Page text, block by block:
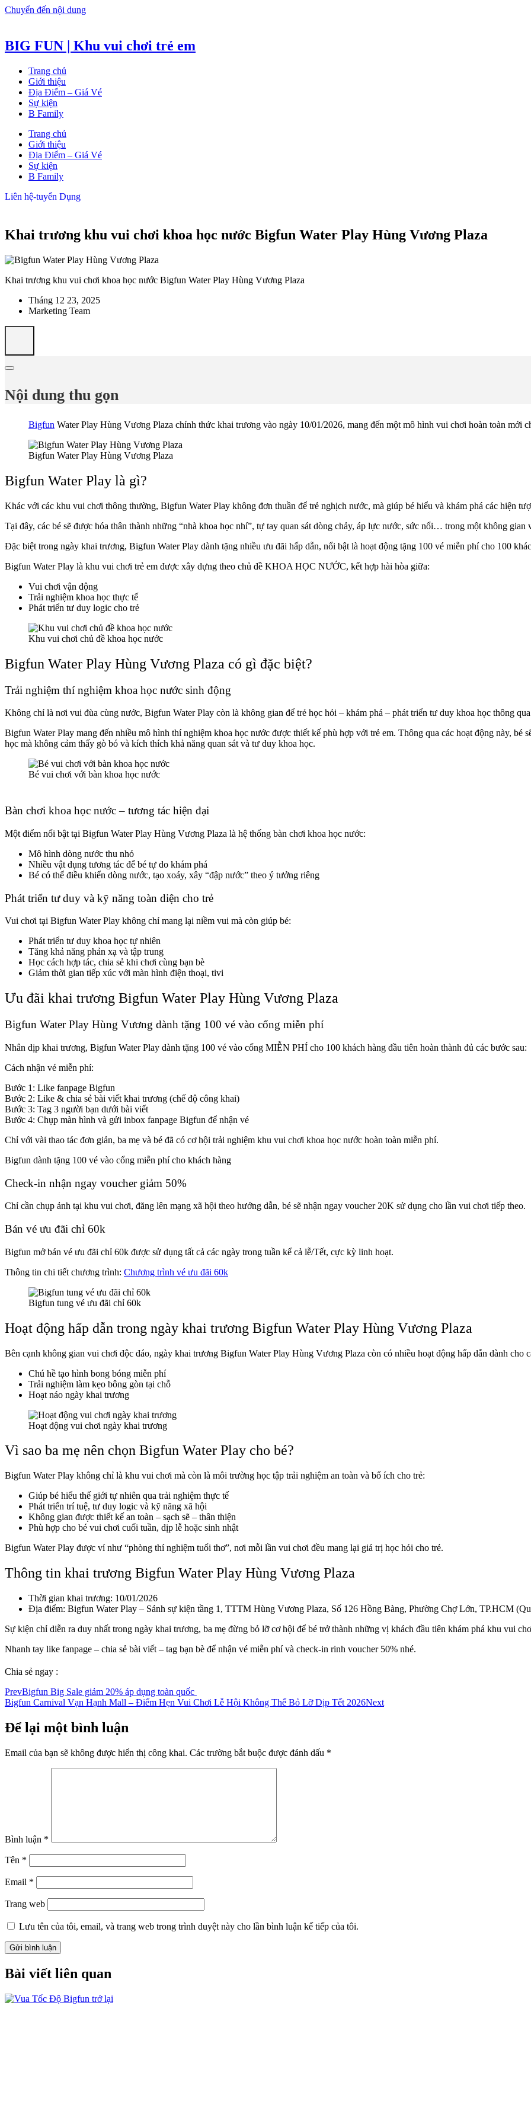
Chuyển đến nội dung
BIG FUN | Khu vui chơi trẻ em
Trang chủ
Giới thiệu
Địa Điểm – Giá Vé
Sự kiện
B Family
Trang chủ
Giới thiệu
Địa Điểm – Giá Vé
Sự kiện
B Family
Liên hệ-tuyển Dụng
Khai trương khu vui chơi khoa học nước Bigfun Water Play Hùng Vương Plaza
Khai trương khu vui chơi khoa học nước Bigfun Water Play Hùng Vương Plaza
Tháng 12 23, 2025
Marketing Team
Nội dung thu gọn
Bigfun Water Play Hùng Vương Plaza chính thức khai trương vào ngày 10/01/2026, mang đến một mô hình vui chơi hoàn toàn mới
Bigfun Water Play Hùng Vương Plaza
Bigfun Water Play là gì?
Khác với các khu vui chơi thông thường, Bigfun Water Play không đơn thuần để trẻ nghịch nước, mà giúp bé hiểu và khám phá các hiện
Tại đây, các bé sẽ được hóa thân thành những “nhà khoa học nhí”, tự tay quan sát dòng chảy, áp lực nước, sức nổi… trong một không gian
Đặc biệt trong ngày khai trương, Bigfun Water Play dành tặng nhiều ưu đãi hấp dẫn, nổi bật là hoạt động tặng 100 vé miễn phí cho 100
Bigfun Water Play là khu vui chơi trẻ em được xây dựng theo chủ đề KHOA HỌC NƯỚC, kết hợp hài hòa giữa:
Vui chơi vận động
Trải nghiệm khoa học thực tế
Phát triển tư duy logic cho trẻ
Khu vui chơi chủ đề khoa học nước
Bigfun Water Play Hùng Vương Plaza có gì đặc biệt?
Trải nghiệm thí nghiệm khoa học nước sinh động
Không chỉ là nơi vui đùa cùng nước, Bigfun Water Play còn là không gian để trẻ học hỏi – khám phá – phát triển tư duy khoa học thông
Bigfun Water Play mang đến nhiều mô hình thí nghiệm khoa học nước được thiết kế phù hợp với trẻ em. Thông qua các hoạt động này,
học mà không cảm thấy gò bó và kích thích khả năng quan sát và tư duy khoa học.
Bé vui chơi với bàn khoa học nước
Bàn chơi khoa học nước – tương tác hiện đại
Một điểm nổi bật tại Bigfun Water Play Hùng Vương Plaza là hệ thống bàn chơi khoa học nước:
Mô hình dòng nước thu nhỏ
Nhiều vật dụng tương tác để bé tự do khám phá
Bé có thể điều khiển dòng nước, tạo xoáy, xây “đập nước” theo ý tưởng riêng
Phát triển tư duy và kỹ năng toàn diện cho trẻ
Vui chơi tại Bigfun Water Play không chỉ mang lại niềm vui mà còn giúp bé:
Phát triển tư duy khoa học tự nhiên
Tăng khả năng phản xạ và tập trung
Học cách hợp tác, chia sẻ khi chơi cùng bạn bè
Giảm thời gian tiếp xúc với màn hình điện thoại, tivi
Ưu đãi khai trương Bigfun Water Play Hùng Vương Plaza
Bigfun Water Play Hùng Vương dành tặng 100 vé vào cổng miễn phí
Nhân dịp khai trương, Bigfun Water Play dành tặng 100 vé vào cổng MIỄN PHÍ cho 100 khách hàng đầu tiên hoàn thành đủ các bước sau:
Cách nhận vé miễn phí:
Bước 1: Like fanpage Bigfun
Bước 2: Like & chia sẻ bài viết khai trương (chế độ công khai)
Bước 3: Tag 3 người bạn dưới bài viết
Bước 4: Chụp màn hình và gửi inbox fanpage Bigfun để nhận vé
Chỉ với vài thao tác đơn giản, ba mẹ và bé đã có cơ hội trải nghiệm khu vui chơi khoa học nước hoàn toàn miễn phí.
Bigfun dành tặng 100 vé vào cổng miễn phí cho khách hàng
Check-in nhận ngay voucher giảm 50%
Chỉ cần chụp ảnh tại khu vui chơi, đăng lên mạng xã hội theo hướng dẫn, bé sẽ nhận ngay voucher 20K sử dụng cho lần vui chơi tiếp theo.
Bán vé ưu đãi chỉ 60k
Bigfun mở bán vé ưu đãi chỉ 60k được sử dụng tất cả các ngày trong tuần kể cả lễ/Tết, cực kỳ linh hoạt.
Thông tin chi tiết chương trình: Chương trình vé ưu đãi 60k
Bigfun tung vé ưu đãi chỉ 60k
Hoạt động hấp dẫn trong ngày khai trương Bigfun Water Play Hùng Vương Plaza
Bên cạnh không gian vui chơi độc đáo, ngày khai trương Bigfun Water Play Hùng Vương Plaza còn có nhiều hoạt động hấp dẫn dành cho
Chú hề tạo hình bong bóng miễn phí
Trải nghiệm làm kẹo bông gòn tại chỗ
Hoạt náo ngày khai trương
Hoạt động vui chơi ngày khai trương
Vì sao ba mẹ nên chọn Bigfun Water Play cho bé?
Bigfun Water Play không chỉ là khu vui chơi mà còn là môi trường học tập trải nghiệm an toàn và bổ ích cho trẻ:
Giúp bé hiểu thế giới tự nhiên qua trải nghiệm thực tế
Phát triển trí tuệ, tư duy logic và kỹ năng xã hội
Không gian được thiết kế an toàn – sạch sẽ – thân thiện
Phù hợp cho bé vui chơi cuối tuần, dịp lễ hoặc sinh nhật
Bigfun Water Play được ví như “phòng thí nghiệm tuổi thơ”, nơi mỗi lần vui chơi đều mang lại giá trị học hỏi cho trẻ.
Thông tin khai trương Bigfun Water Play Hùng Vương Plaza
Thời gian khai trương: 10/01/2026
Địa điểm: Bigfun Water Play – Sảnh sự kiện tầng 1, TTTM Hùng Vương Plaza, Số 126 Hồng Bàng, Phường Chợ Lớn, TP.HCM
Sự kiện chỉ diễn ra duy nhất trong ngày khai trương, ba mẹ đừng bỏ lỡ cơ hội để bé trở thành những vị khách đầu tiên khám phá khu vui
Nhanh tay like fanpage – chia sẻ bài viết – tag bạn bè để nhận vé miễn phí và check-in rinh voucher 50% nhé.
Chia sẻ ngay :
PrevBigfun Big Sale giảm 20% áp dụng toàn quốc
Bigfun Carnival Vạn Hạnh Mall – Điểm Hẹn Vui Chơi Lễ Hội Không Thể Bỏ Lỡ Dịp Tết 2026Next
Để lại một bình luận
Email của bạn sẽ không được hiển thị công khai. Các trường bắt buộc được đánh dấu *
Bình luận *
Tên *
Email *
Trang web
Lưu tên của tôi, email, và trang web trong trình duyệt này cho lần bình luận kế tiếp của tôi.
Bài viết liên quan